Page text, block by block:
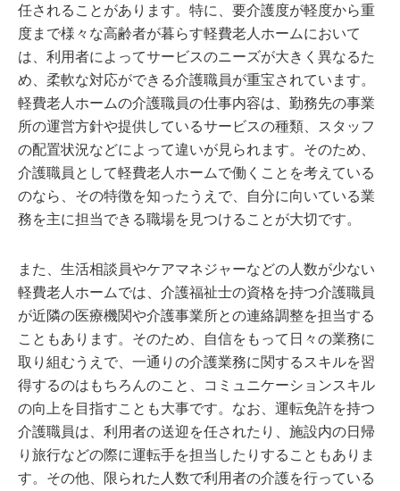
任されることがあります。特に、要介護度が軽度から重
度まで様々な高齢者が暮らす軽費老人ホームにおいて
は、利用者によってサービスのニーズが大きく異なるた
め、柔軟な対応ができる介護職員が重宝されています。
軽費老人ホームの介護職員の仕事内容は、勤務先の事業
所の運営方針や提供しているサービスの種類、スタッフ
の配置状況などによって違いが見られます。そのため、
介護職員として軽費老人ホームで働くことを考えている
のなら、その特徴を知ったうえで、自分に向いている業
務を主に担当できる職場を見つけることが大切です。
また、生活相談員やケアマネジャーなどの人数が少ない
軽費老人ホームでは、介護福祉士の資格を持つ介護職員
が近隣の医療機関や介護事業所との連絡調整を担当する
こともあります。そのため、自信をもって日々の業務に
取り組むうえで、一通りの介護業務に関するスキルを習
得するのはもちろんのこと、コミュニケーションスキル
の向上を目指すことも大事です。なお、運転免許を持つ
介護職員は、利用者の送迎を任されたり、施設内の日帰
り旅行などの際に運転手を担当したりすることもありま
す。その他、限られた人数で利用者の介護を行っている